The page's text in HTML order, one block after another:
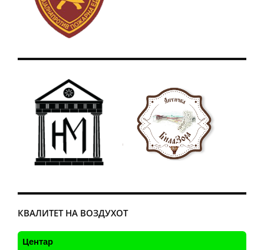
КВАЛИТЕТ НА ВОЗДУХОТ
Центар